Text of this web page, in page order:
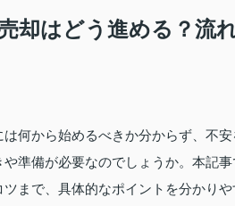
却はどう進める？流
何から始めるべきか分からず、不
準備が必要なのでしょうか。本記
まで、具体的なポイントを分かり